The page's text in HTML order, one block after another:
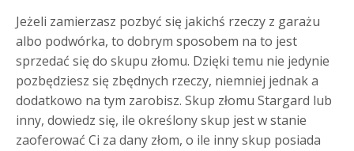
Jeżeli zamierzasz pozbyć się jakichś rzeczy z garażu
albo podwórka, to dobrym sposobem na to jest
sprzedać się do skupu złomu. Dzięki temu nie jedynie
pozbędziesz się zbędnych rzeczy, niemniej jednak a
dodatkowo na tym zarobisz. Skup złomu Stargard lub
inny, dowiedz się, ile określony skup jest w stanie
zaoferować Ci za dany złom, o ile inny skup posiada